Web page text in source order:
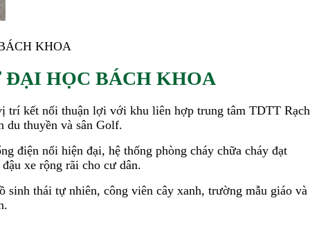
KHOA
ĐẠI HỌC BÁCH KHOA
trí kết nối thuận lợi với khu liên hợp trung tâm TDTT Rạch
du thuyền và sân Golf.
điện nổi hiện đại, hệ thống phòng cháy chữa cháy đạt
xe rộng rãi cho cư dân.
thái tự nhiên, công viên cây xanh, trường mẫu giáo và